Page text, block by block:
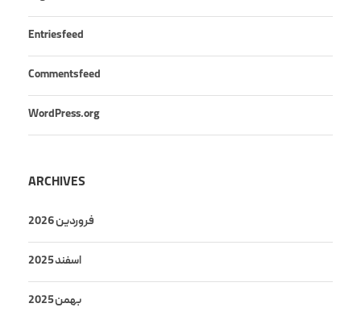
Entries feed
Comments feed
WordPress.org
ARCHIVES
فروردین 2026
اسفند 2025
بهمن 2025